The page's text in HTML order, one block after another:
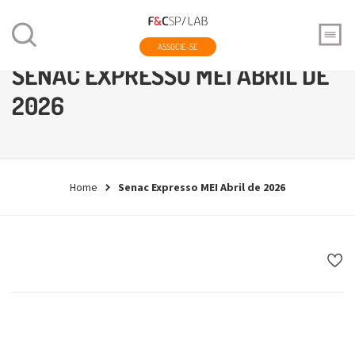
ASSOCIE-SE
SENAC EXPRESSO MEI ABRIL DE
2026
Home Senac Expresso MEI Abril de 2026